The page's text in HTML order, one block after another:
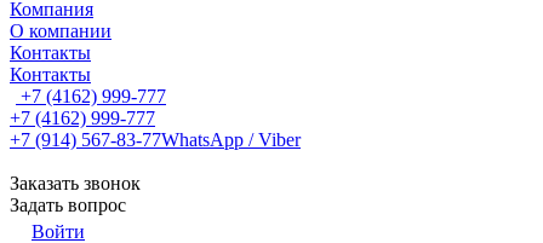
Компания
О компании
Контакты
Контакты
+7 (4162) 999-777
+7 (4162) 999-777
+7 (914) 567-83-77WhatsApp / Viber
Заказать звонок
Задать вопрос
Войти